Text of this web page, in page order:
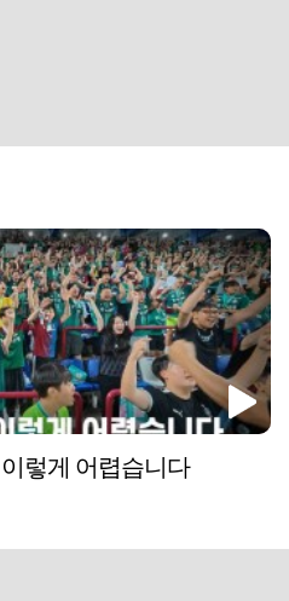
렇게 어렵습니다